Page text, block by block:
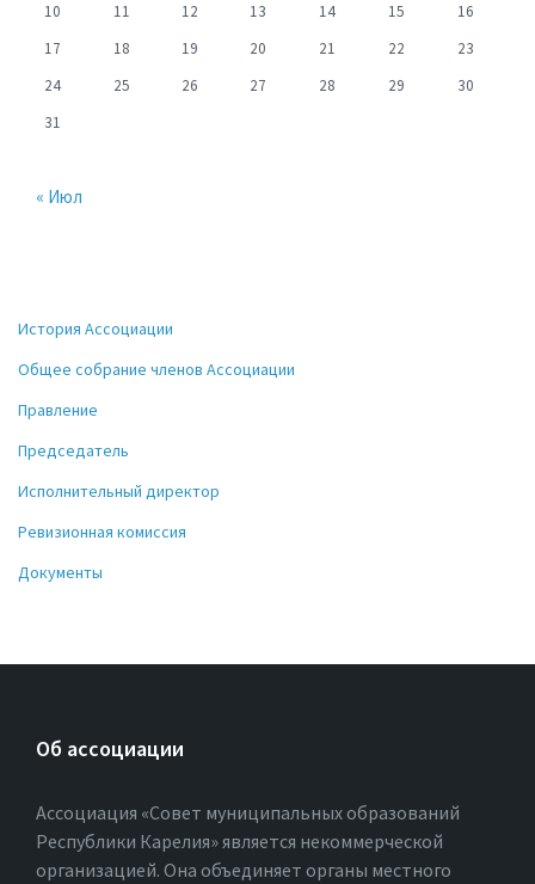
10
11 12 13 14 15
16
17
18 19 20 21 22
23
24
25 26 27 28 29
30
31
« Июл
История Ассоциации
Общее собрание членов Ассоциации
Правление
Председатель
Исполнительный директор
Ревизионная комиссия
Документы
Об ассоциации
Ассоциация «Совет муниципальных образований
Республики Карелия» является некоммерческой
организацией. Она объединяет органы местного